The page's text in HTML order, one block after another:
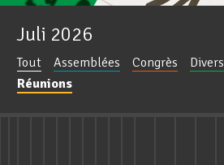
Assistance au Travail
Vos droits
Juli 2026
Tout Assemblées Congrès Divers
Réunions